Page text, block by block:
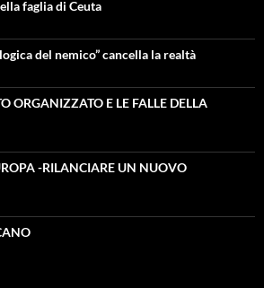
faglia di Ceuta
del nemico” cancella la realtà
ORGANIZZATO E LE FALLE DELLA
-RILANCIARE UN NUOVO